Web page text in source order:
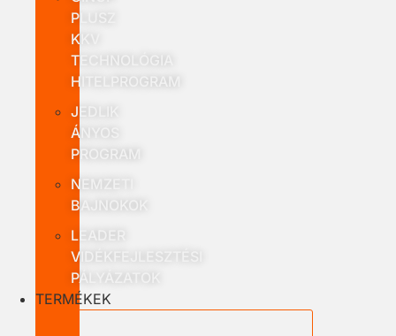
PLUSZ
KKV
TECHNOLÓGIA
HITELPROGRAM
JEDLIK
ÁNYOS
PROGRAM
NEMZETI
BAJNOKOK
LEADER
VIDÉKFEJLESZTÉSI
PÁLYÁZATOK
TERMÉKEK